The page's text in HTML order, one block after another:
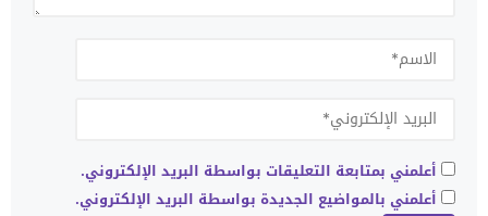
أعلمني بمتابعة التعليقات بواسطة البريد الإلكتروني.
أعلمني بالمواضيع الجديدة بواسطة البريد الإلكتروني.